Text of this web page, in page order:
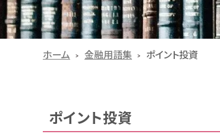
ホーム 金融用語集 ポイント投資
ポイント投資